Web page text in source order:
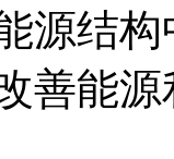
源结
善能